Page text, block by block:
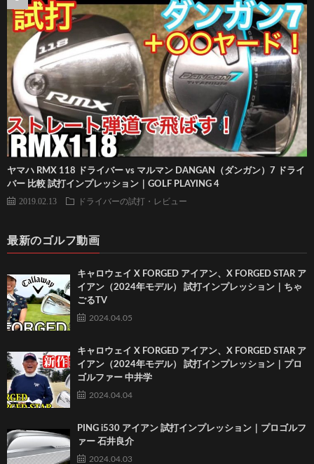
ヤマハ RMX 118 ドライバー vs マルマン DANGAN（ダンガン）7 ドライ
バー 比較 試打インプレッション｜GOLF PLAYING 4
2019.02.13 ドライバーの試打・レビュー
最新のゴルフ動画
キャロウェイ X FORGED アイアン、X FORGED STAR ア
イアン（2024年モデル） 試打インプレッション｜ちゃ
ごるTV
2024.04.05
キャロウェイ X FORGED アイアン、X FORGED STAR ア
イアン（2024年モデル） 試打インプレッション｜プロ
ゴルファー 中井学
2024.04.04
PING i530 アイアン 試打インプレッション｜プロゴルフ
ァー 石井良介
2024.04.03